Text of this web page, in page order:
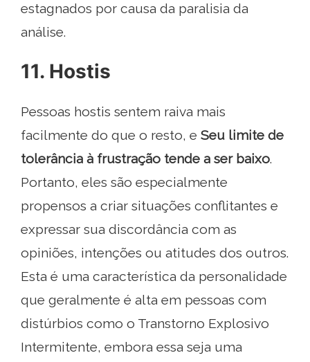
estagnados por causa da paralisia da
análise.
11. Hostis
Pessoas hostis sentem raiva mais
facilmente do que o resto, e Seu limite de
tolerância à frustração tende a ser baixo.
Portanto, eles são especialmente
propensos a criar situações conflitantes e
expressar sua discordância com as
opiniões, intenções ou atitudes dos outros.
Esta é uma característica da personalidade
que geralmente é alta em pessoas com
distúrbios como o Transtorno Explosivo
Intermitente, embora essa seja uma